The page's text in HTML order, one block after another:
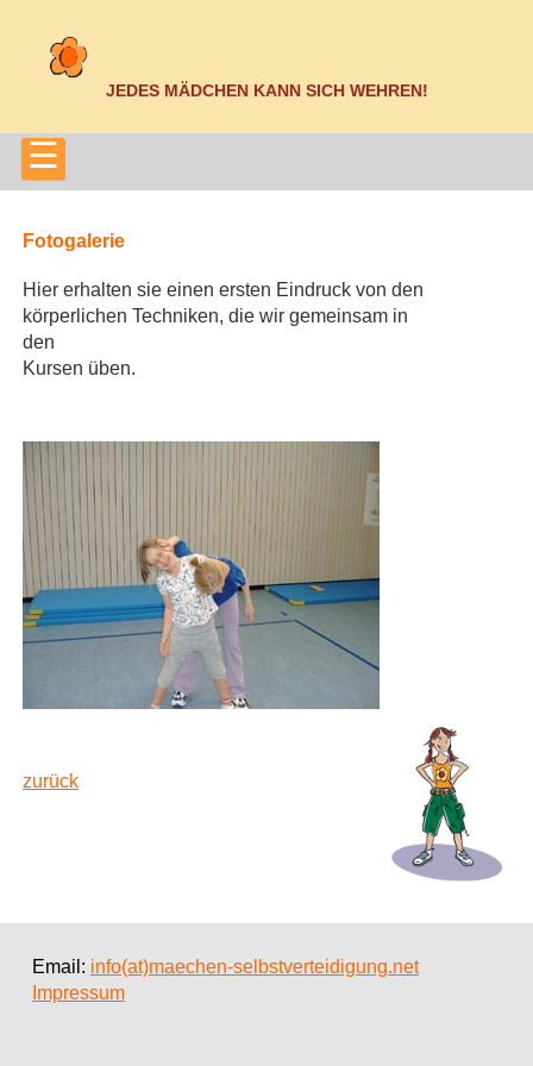
JEDES MÄDCHEN KANN SICH WEHREN!
☰
Fotogalerie
Hier erhalten sie einen ersten Eindruck von den
körperlichen Techniken, die wir gemeinsam in
den
Kursen üben.
zurück
Email: info(at)maechen-selbstverteidigung.net
Impressum